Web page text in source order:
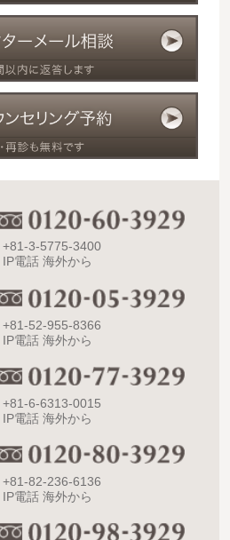
+81-3-5775-3400
IP電話 海外から
+81-52-955-8366
IP電話 海外から
+81-6-6313-0015
IP電話 海外から
+81-82-236-6136
IP電話 海外から